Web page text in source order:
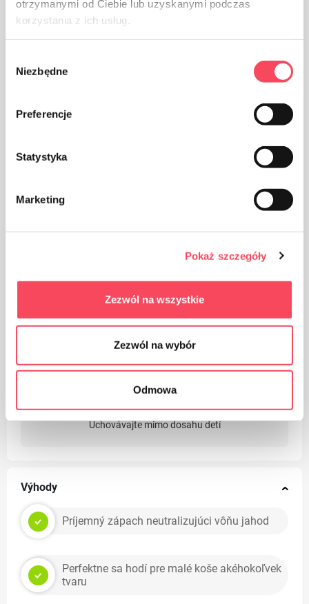
otrzymanymi od Ciebie lub uzyskanymi podczas
korzystania z ich usług.
zgody
Niezbędne
Preferencje
Statystyka
Marketing
Pokaż szczegóły
Zezwól na wszystkie
Zezwól na wybór
Odmowa
vhodné na opakované použitie (po umytí vlažnou vodou
s pridaním neagresívnych čistiacich prostriedkov a bez
Dbajte na čistotu a použité obaly vyhoďte do koša
Uchovávajte mimo dosahu detí
Výhody
Príjemný zápach neutralizujúci vôňu jahod
Perfektne sa hodí pre malé koše akéhokoľvek
tvaru